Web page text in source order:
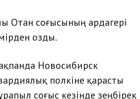
Отан соғысының ардагері
озды.
Новосибирск
полкіне қарасты
соғыс кезінде зеңбірек